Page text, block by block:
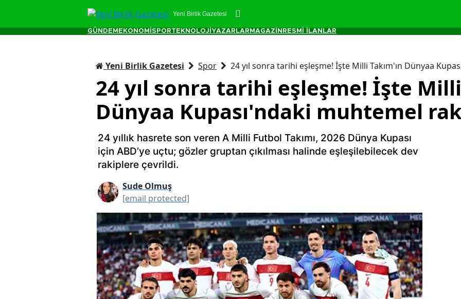
Yeni Birlik Gazetesi
GÜNDEM EKONOMİ SPORTEKNOLOJİ YAZARLAR MAGAZİN RESMİ İLANLAR
Yeni Birlik Gazetesi Spor 24 yıl sonra tarihi eşleşme! İşte Milli Takım'ın Dünyaa
24 yıl sonra tarihi eşleşme! İşte Milli
Dünyaa Kupası'ndaki muhtemel
24 yıllık hasrete son veren A Milli Futbol Takımı, 2026 Dünya Kupası
için ABD’ye uçtu; gözler gruptan çıkılması halinde eşleşilebilecek dev
rakiplere çevrildi.
Sude Olmuş
[email protected]